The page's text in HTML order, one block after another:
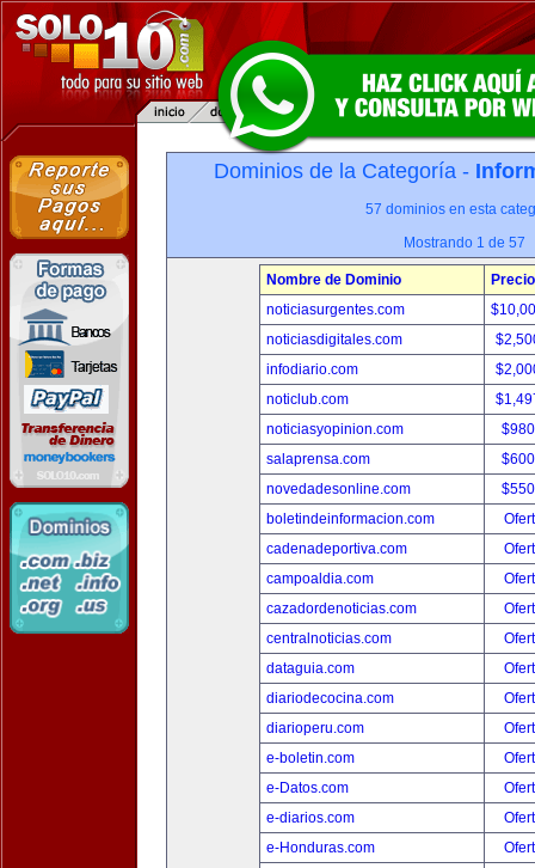
Dominios de la Categoría -
57 dominios en esta
Mostrando 1 de 57
Nombre de Dominio
Precio
noticiasurgentes.com
noticiasdigitales.com
infodiario.com
noticlub.com
noticiasyopinion.com
salaprensa.com
novedadesonline.com
boletindeinformacion.com
cadenadeportiva.com
campoaldia.com
cazadordenoticias.com
centralnoticias.com
dataguia.com
diariodecocina.com
diarioperu.com
e-boletin.com
e-Datos.com
e-diarios.com
e-Honduras.com